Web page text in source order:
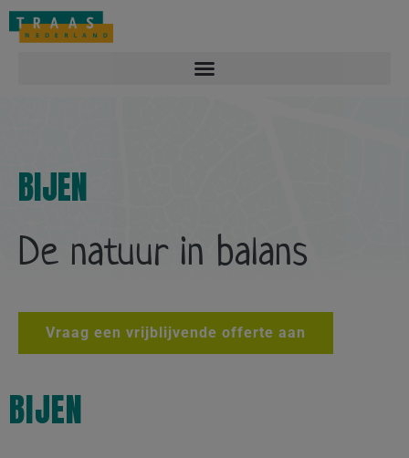
Overlast melden: 088-2212122
BIJEN
De natuur in balans
Vraag een vrijblijvende offerte aan
BIJEN